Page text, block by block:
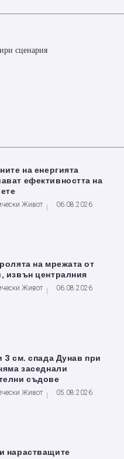
сценария
на енергията
ефективността на
Живот 06.08.2026
на мрежата от
извън централния
Живот 06.08.2026
3 см. спада Дунав при
заседнали
съдове
Живот 05.08.2026
нарастващите